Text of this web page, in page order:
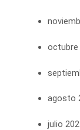
octubre
agosto
julio